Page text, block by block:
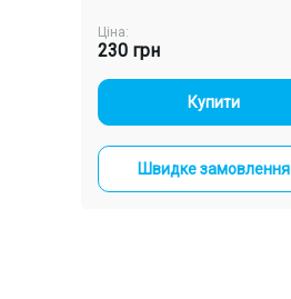
Ціна:
230 грн
Купити
Швидке замовлення